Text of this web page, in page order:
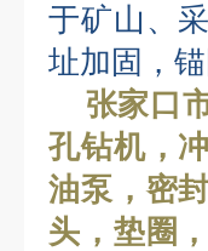
于矿山、
址加固，
张家口
孔钻机，
油泵，密
头，垫圈